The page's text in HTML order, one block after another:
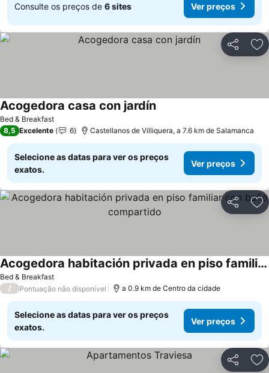
Consulte os preços de 6 sites Ver preços
Partilhar
Bed & Breakfast
Acogedora casa con jardín
8,5 Excelente 6 Castellanos de Villiquera, a 7.6 km de Salamanca
Selecione as datas para ver os preços
exatos.
Ver preços
Partilhar
Bed & Breakfast
Acogedora habitación privada en piso familiar con baño compartido
/ Pontuação não disponível a 0.9 km de Centro da cidade
Selecione as datas para ver os preços
exatos.
Ver preços
Partilhar